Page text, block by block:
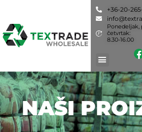
+36-20-
Ponedeljak,
četvrtak:
8.30-16.00
NAŠI